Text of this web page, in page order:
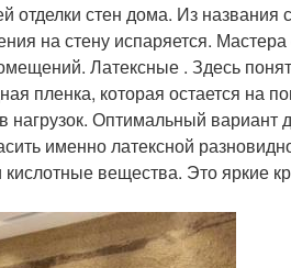
стен дома. Из названия
на стену испаряется. Мастера
Латексные . Здесь
пленка, которая остается на
нагрузок. Оптимальный вариант
именно латексной
вещества. Это яркие